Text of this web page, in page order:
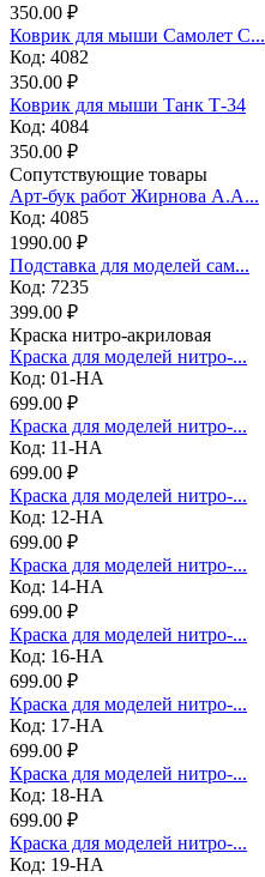
350.00 ₽
Коврик для мыши Самолет С...
Код: 4082
350.00 ₽
Коврик для мыши Танк Т-34
Код: 4084
350.00 ₽
Сопутствующие товары
Арт-бук работ Жирнова А.А...
Код: 4085
1990.00 ₽
Подставка для моделей сам...
Код: 7235
399.00 ₽
Краска нитро-акриловая
Краска для моделей нитро-...
Код: 01-НА
699.00 ₽
Краска для моделей нитро-...
Код: 11-НА
699.00 ₽
Краска для моделей нитро-...
Код: 12-НА
699.00 ₽
Краска для моделей нитро-...
Код: 14-НА
699.00 ₽
Краска для моделей нитро-...
Код: 16-НА
699.00 ₽
Краска для моделей нитро-...
Код: 17-НА
699.00 ₽
Краска для моделей нитро-...
Код: 18-НА
699.00 ₽
Краска для моделей нитро-...
Код: 19-НА